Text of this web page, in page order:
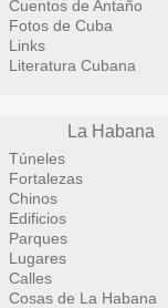
Cuentos de Antaño
Fotos de Cuba
Links
Literatura Cubana
La Habana
Túneles
Fortalezas
Chinos
Edificios
Parques
Lugares
Calles
Cosas de La Habana